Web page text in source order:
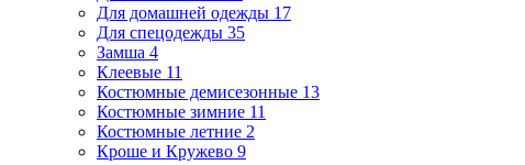
Для домашней одежды 17
Для спецодежды 35
Замша 4
Клеевые 11
Костюмные демисезонные 13
Костюмные зимние 11
Костюмные летние 2
Кроше и Кружево 9